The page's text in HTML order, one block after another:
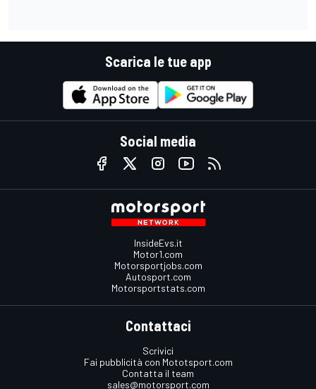
Scarica le tue app
Social media
InsideEvs.it
Motor1.com
Motorsportjobs.com
Autosport.com
Motorsportstats.com
Contattaci
Scrivici
Fai pubblicità con Mototsport.com
Contatta il team
sales@motorsport.com